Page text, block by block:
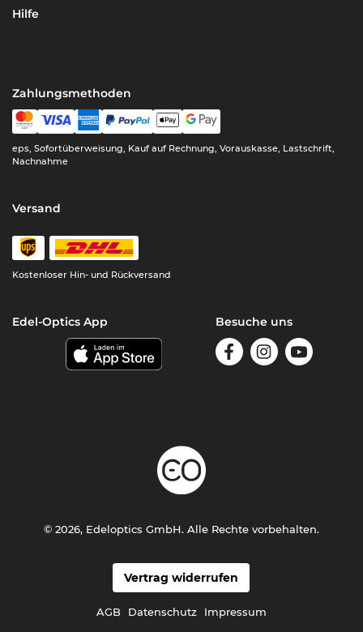
Hilfe
Zahlungsmethoden
eps, Sofortüberweisung, Kauf auf Rechnung, Vorauskasse, Lastschrift,
Nachnahme
Versand
Kostenloser Hin- und Rückversand
Edel-Optics App Besuche uns
Vertrag widerrufen
AGB Datenschutz Impressum
© 2026, Edeloptics GmbH. Alle Rechte vorbehalten.